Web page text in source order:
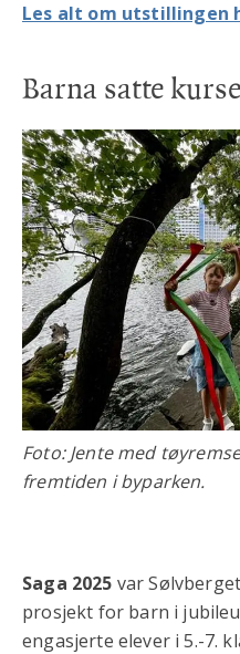
Les alt om utstillingen
Barna satte
Foto: Jente med
fremtiden i byparken.
Saga 2025 var
prosjekt for barn i
engasjerte elever i 5.-7.